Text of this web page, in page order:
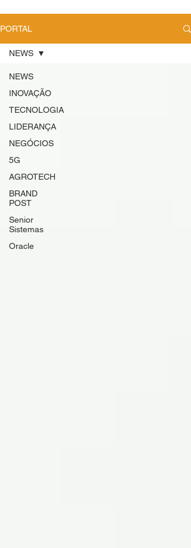
PORTAL
NEWS
INOVAÇÃO
TECNOLOGIA
LIDERANÇA
NEGÓCIOS
5G
AGROTECH
BRAND
POST
Senior
Sistemas
Oracle
NEWS